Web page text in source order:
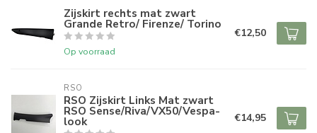
Zijskirt rechts mat zwart
Grande Retro/ Firenze/ Torino
Op voorraad
€12,50
RSO
RSO Zijskirt Links Mat zwart
RSO Sense/Riva/VX50/Vespa-
look €14,95